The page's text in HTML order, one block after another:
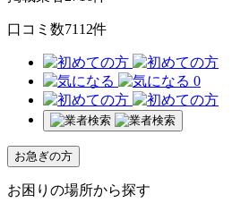
口コミ数7112件
0
お急ぎの方
お困りの場所から探す